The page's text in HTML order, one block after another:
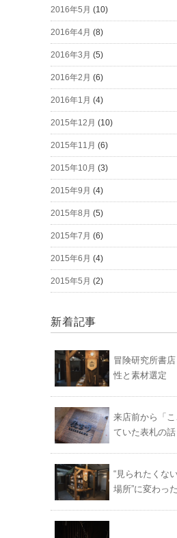
2016年5月 (10)
2016年4月 (8)
2016年3月 (5)
2016年2月 (6)
2016年1月 (4)
2015年12月 (10)
2015年11月 (6)
2015年10月 (3)
2015年9月 (4)
2015年8月 (5)
2015年7月 (6)
2015年6月 (4)
2015年5月 (2)
新着記事
冒険研究所書
性と素材選定
来店前から「
ていた表札の話
“見られたくな
場所”に変わっ